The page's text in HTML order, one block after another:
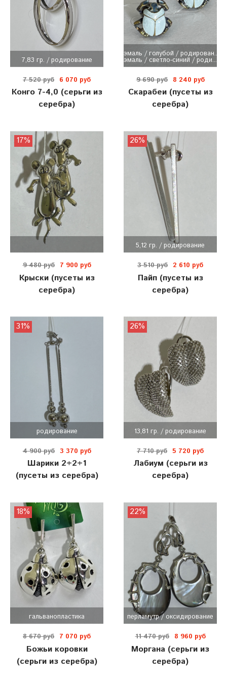
7,83 гр. / родирование
7 520 руб 6 070 руб
Конго 7-4,0 (серьги из
серебра)
эмаль / голубой / родирован...
эмаль / светло-синий / роди...
9 690 руб 8 240 руб
Скарабеи (пусеты из
серебра)
17%
9 480 руб 7 900 руб
Крыски (пусеты из
серебра)
5,12 гр. / родирование
26%
3 510 руб 2 610 руб
Пайп (пусеты из
серебра)
родирование
31%
4 900 руб 3 370 руб
Шарики 2+2+1
(пусеты из серебра)
13,81 гр. / родирование
26%
7 710 руб 5 720 руб
Лабиум (серьги из
серебра)
гальванопластика
18%
8 670 руб 7 070 руб
Божьи коровки
(серьги из серебра)
перламутр / оксидирование
22%
11 470 руб 8 960 руб
Моргана (серьги из
серебра)